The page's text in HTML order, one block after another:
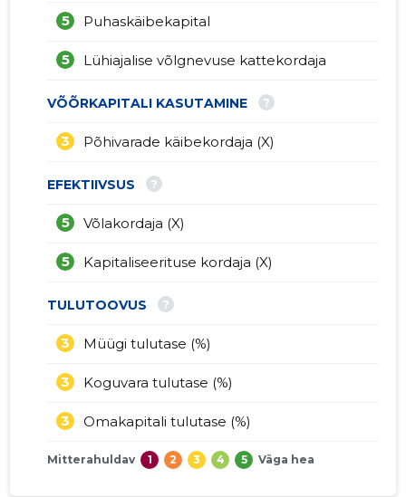
Puhaskäibekapital
5
Lühiajalise võlgnevuse kattekordaja
5
VÕÕRKAPITALI KASUTAMINE ?
Põhivarade käibekordaja (X)
3
EFEKTIIVSUS ?
Võlakordaja (X)
5
Kapitaliseerituse kordaja (X)
5
TULUTOOVUS ?
Müügi tulutase (%)
3
Koguvara tulutase (%)
3
Omakapitali tulutase (%)
3
Mitterahuldav 1 2 3 4 5 Väga hea